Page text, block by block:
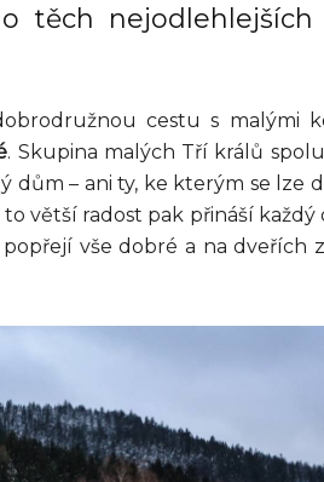
těch nejodlehlejších
cestu s malými
. Skupina malých Tří králů
– ani ty, ke kterým se lze
větší radost pak přináší každý
vše dobré a na dveřích